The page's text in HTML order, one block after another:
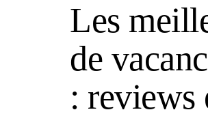
Les
de
: reviews